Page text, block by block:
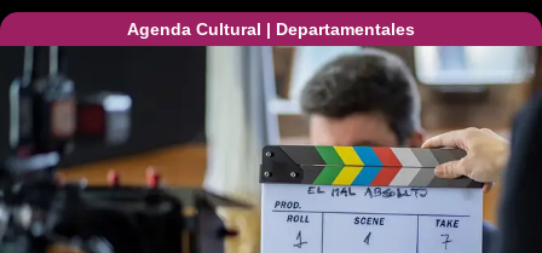
Agenda Cultural | Departamentales